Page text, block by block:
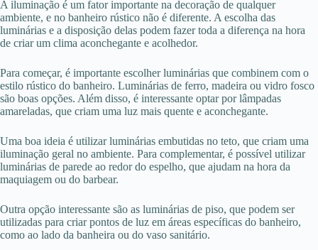
A iluminação é um fator importante na decoração de qualquer
ambiente, e no banheiro rústico não é diferente. A escolha das
luminárias e a disposição delas podem fazer toda a diferença na hora
de criar um clima aconchegante e acolhedor.
Para começar, é importante escolher luminárias que combinem com o
estilo rústico do banheiro. Luminárias de ferro, madeira ou vidro fosco
são boas opções. Além disso, é interessante optar por lâmpadas
amareladas, que criam uma luz mais quente e aconchegante.
Uma boa ideia é utilizar luminárias embutidas no teto, que criam uma
iluminação geral no ambiente. Para complementar, é possível utilizar
luminárias de parede ao redor do espelho, que ajudam na hora da
maquiagem ou do barbear.
Outra opção interessante são as luminárias de piso, que podem ser
utilizadas para criar pontos de luz em áreas específicas do banheiro,
como ao lado da banheira ou do vaso sanitário.